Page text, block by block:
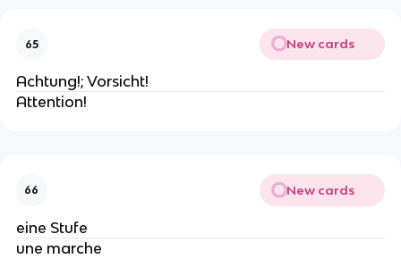
65 New cards
Achtung!; Vorsicht!
Attention!
66 New cards
eine Stufe
une marche